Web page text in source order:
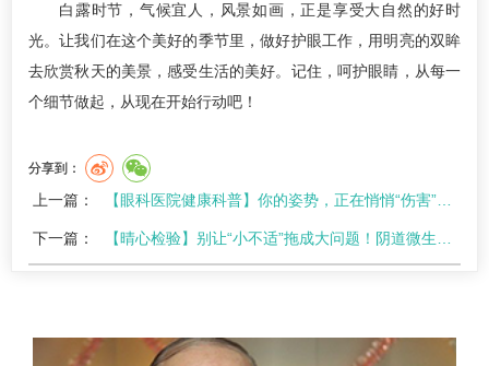
白露时节，气候宜人，风景如画，正是享受大自然的好时
光。让我们在这个美好的季节里，做好护眼工作，用明亮的双眸
去欣赏秋天的美景，感受生活的美好。记住，呵护眼睛，从每一
个细节做起，从现在开始行动吧！
分享到：
上一篇： 【眼科医院健康科普】你的姿势，正在悄悄“伤害”腰椎！
下一篇： 【晴心检验】别让“小不适”拖成大问题！阴道微生态检测让妇科问题“早发现、早干预”